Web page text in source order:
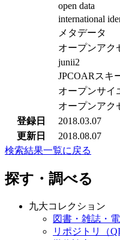
open data
international
メタデータ
オープンアク
junii2
JPCOARスキ
オープンサイ
オープンアク
登録日
2018.03.07
更新日
2018.08.07
検索結果一覧に戻る
探す・調べる
九大コレクション
図書・雑誌・
リポジトリ（